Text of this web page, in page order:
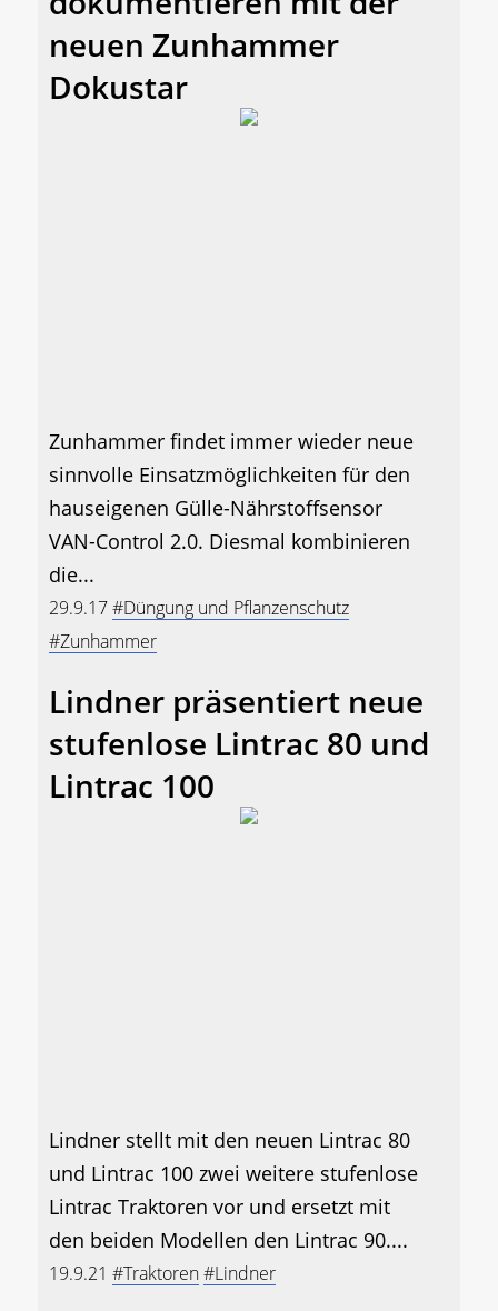
neuen Zunhammer
Dokustar
Zunhammer findet immer wieder neue
sinnvolle Einsatzmöglichkeiten für den
hauseigenen Gülle-Nährstoffsensor
VAN-Control 2.0. Diesmal kombinieren
die...
29.9.17#Düngung und Pflanzenschutz
#Zunhammer
Lindner präsentiert neue
stufenlose Lintrac 80 und
Lintrac 100
Lindner stellt mit den neuen Lintrac 80
und Lintrac 100 zwei weitere stufenlose
Lintrac Traktoren vor und ersetzt mit
den beiden Modellen den Lintrac 90....
19.9.21 #Traktoren#Lindner